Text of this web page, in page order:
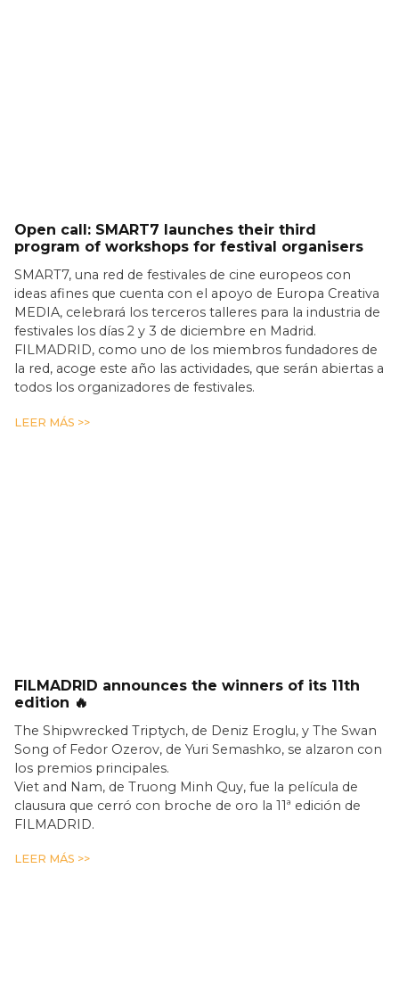
Open call: SMART7 launches their third
program of workshops for festival organisers
SMART7, una red de festivales de cine europeos con
ideas afines que cuenta con el apoyo de Europa Creativa
MEDIA, celebrará los terceros talleres para la industria de
festivales los días 2 y 3 de diciembre en Madrid.
FILMADRID, como uno de los miembros fundadores de
la red, acoge este año las actividades, que serán abiertas a
todos los organizadores de festivales.
LEER MÁS >>
FILMADRID announces the winners of its 11th
edition 🔥
The Shipwrecked Triptych, de Deniz Eroglu, y The Swan
Song of Fedor Ozerov, de Yuri Semashko, se alzaron con
los premios principales.
Viet and Nam, de Truong Minh Quy, fue la película de
clausura que cerró con broche de oro la 11ª edición de
FILMADRID.
LEER MÁS >>